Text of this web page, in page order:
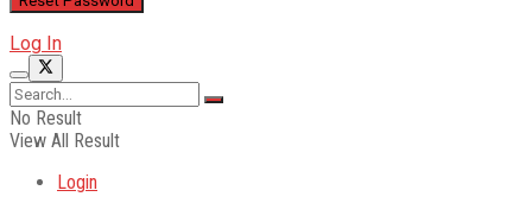
Log In
No Result
View All Result
Login